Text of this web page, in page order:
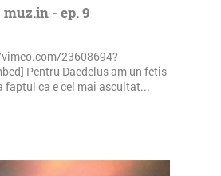
muz.in - ep. 9
23608694?
Pentru Daedelus am un fetis
faptul ca e cel mai ascultat...